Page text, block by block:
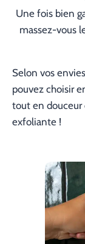
Une fois bien
massez-vous
Selon vos
pouvez choisir
tout en douceur
exfoliante !